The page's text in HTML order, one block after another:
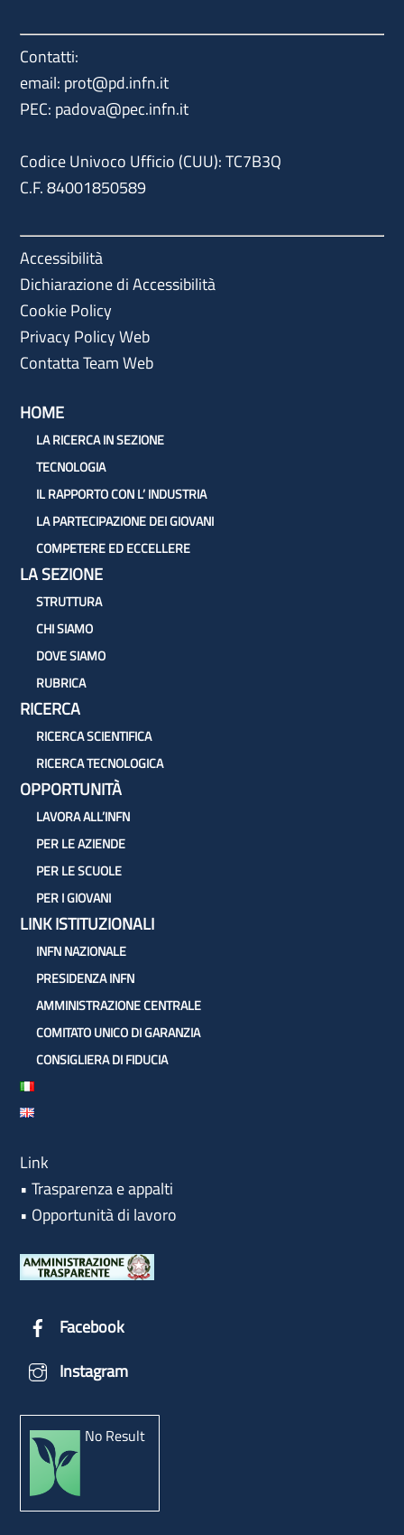
Contatti:
email: prot@pd.infn.it
PEC: padova@pec.infn.it
Codice Univoco Ufficio (CUU): TC7B3Q
C.F. 84001850589
Accessibilità
Dichiarazione di Accessibilità
Cookie Policy
Privacy Policy Web
Contatta Team Web
HOME
LA RICERCA IN SEZIONE
TECNOLOGIA
IL RAPPORTO CON L’ INDUSTRIA
LA PARTECIPAZIONE DEI GIOVANI
COMPETERE ED ECCELLERE
LA SEZIONE
STRUTTURA
CHI SIAMO
DOVE SIAMO
RUBRICA
RICERCA
RICERCA SCIENTIFICA
RICERCA TECNOLOGICA
OPPORTUNITÀ
LAVORA ALL’INFN
PER LE AZIENDE
PER LE SCUOLE
PER I GIOVANI
LINK ISTITUZIONALI
INFN NAZIONALE
PRESIDENZA INFN
AMMINISTRAZIONE CENTRALE
COMITATO UNICO DI GARANZIA
CONSIGLIERA DI FIDUCIA
Link
•Trasparenza e appalti
• Opportunità di lavoro
Facebook
Instagram
No Result